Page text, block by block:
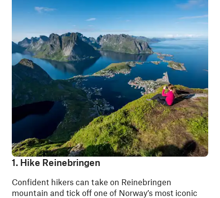
1. Hike Reinebringen
Confident hikers can take on Reinebringen
mountain and tick off one of Norway’s most iconic